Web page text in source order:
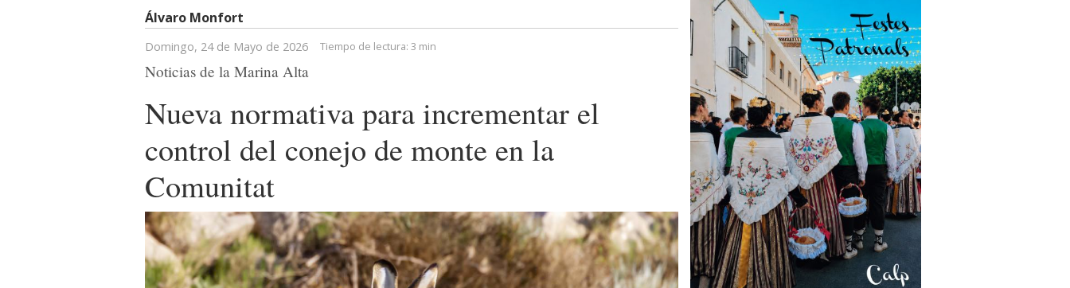
Álvaro Monfort
Domingo, 24 de Mayo de 2026 Tiempo de lectura: 3 min
Noticias de la Marina Alta
Nueva normativa para incrementar el
control del conejo de monte en la
Comunitat